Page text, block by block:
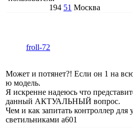
194 51 Москва
froll-72
Может и потянет?! Если он 1 на
ю модель.
Я искренне надеюсь что
данный АКТУАЛЬНЫЙ вопрос.
Чем и как запитать контроллер для
светильниками а601